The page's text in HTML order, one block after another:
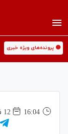
🟡 پرونده‌های ویژه خبری
16:04
12 فروردين 1405